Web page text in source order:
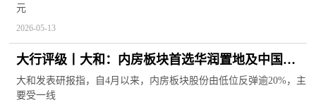
元
2026-05-13
大行评级丨大和：内房板块首选华润置地及中国海
外发展，评级同为“买入”
大和发表研报指，自4月以来，内房板块股份由低位反弹逾20%，主
要受一线